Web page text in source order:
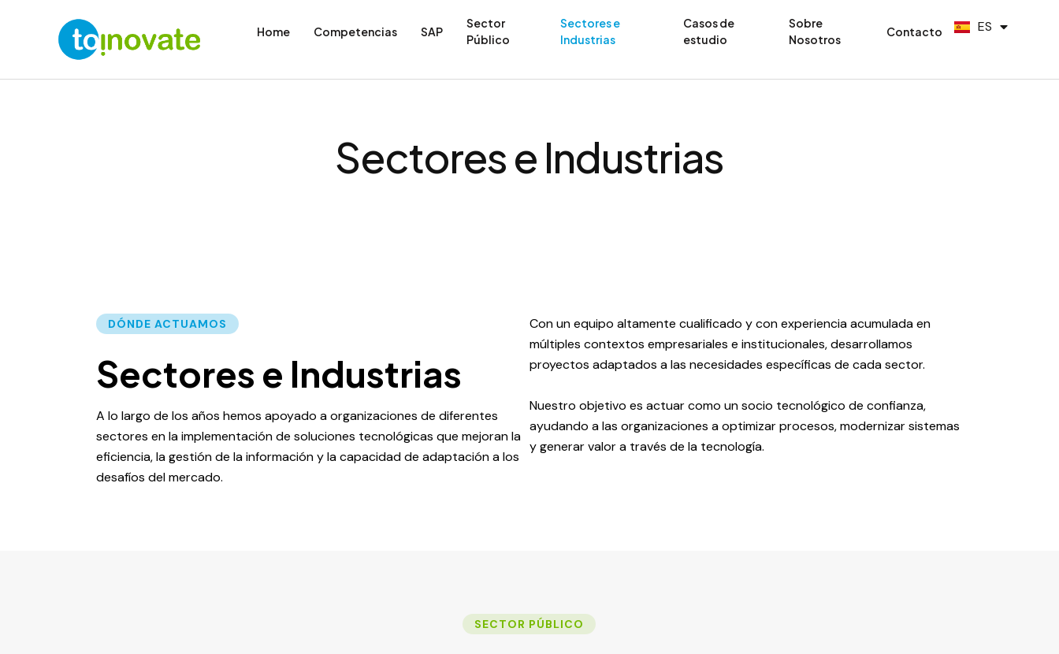
Home Competencias SAP
Sector
Público
Sectores e
Industrias
Casos de
estudio
Sobre
Nosotros
Contacto ES
EN
Sectores e Industrias
DÓNDE ACTUAMOS
Sectores e Industrias
A lo largo de los años hemos apoyado a organizaciones de diferentes
sectores en la implementación de soluciones tecnológicas que mejoran la
eficiencia, la gestión de la información y la capacidad de adaptación a los
desafíos del mercado.
Con un equipo altamente cualificado y con experiencia acumulada en
múltiples contextos empresariales e institucionales, desarrollamos
proyectos adaptados a las necesidades específicas de cada sector.
Nuestro objetivo es actuar como un socio tecnológico de confianza,
ayudando a las organizaciones a optimizar procesos, modernizar sistemas
y generar valor a través de la tecnología.
SECTOR PÚBLICO